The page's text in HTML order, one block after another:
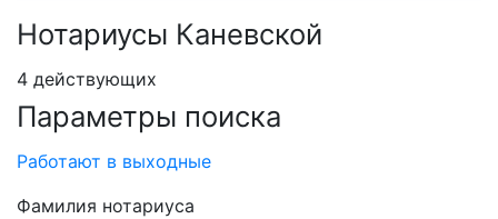
Нотариусы Каневской
4 действующих
Параметры поиска
Работают в выходные
Фамилия нотариуса